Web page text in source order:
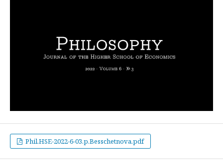
Phil.HSE-2022-6-03.p.Besschetnova.pdf